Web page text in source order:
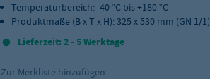
Temperaturbereich: -40 °C bis +180 °C
Produktmaße (B x T x H): 325 x 530 mm (GN 1/1)
Lieferzeit: 2 - 5 Werktage
Zur Merkliste hinzufügen